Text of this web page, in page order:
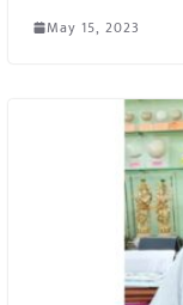
May 15, 2023